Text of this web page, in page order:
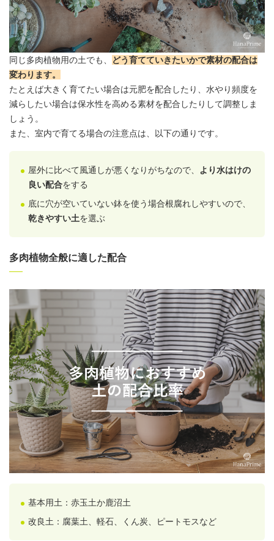
同じ多肉植物用の土でも、
どう育てていきたいかで素材の配合は
変わります。
たとえば大きく育てたい場合は元肥を配合したり、水やり頻度を
減らしたい場合は保水性を高める素材を配合したりして調整しま
しょう。
また、室内で育てる場合の注意点は、以下の通りです。
屋外に比べて風通しが悪くなりがちなので、
より水はけの
良い配合をする
底に穴が空いていない鉢を使う場合根腐れしやすいので、
乾きやすい土を選ぶ
多肉植物全般に適した配合
基本用土 ：赤玉土か鹿沼土
改良土：腐葉土、軽石、くん炭、ピートモスなど